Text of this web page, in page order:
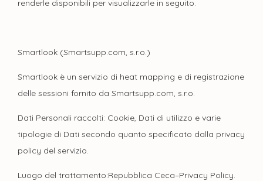
renderle disponibili per visualizzarle in seguito.
Smartlook (Smartsupp.com, s.r.o.)
Smartlook è un servizio di heat mapping e di registrazione
delle sessioni fornito da Smartsupp.com, s.r.o.
Dati Personali raccolti: Cookie, Dati di utilizzo e varie
tipologie di Dati secondo quanto specificato dalla privacy
policy del servizio.
Luogo del trattamento:Repubblica Ceca–Privacy Policy.